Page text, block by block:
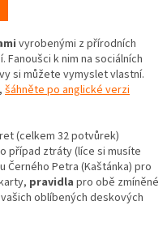
vyrobenými z přírodních
k nim na sociálních
si můžete vymyslet vlastní.
šáhněte po anglické verzi
(celkem 32 potvůrek)
případ ztráty (líce si musíte
Petra (Kaštánka) pro
pravidla pro obě zmíněné
oblíbených deskových